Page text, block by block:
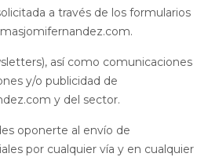
a través de los formularios
así como comunicaciones
y/o publicidad de
y del sector.
oponerte al envío de
por cualquier vía y en cualquier